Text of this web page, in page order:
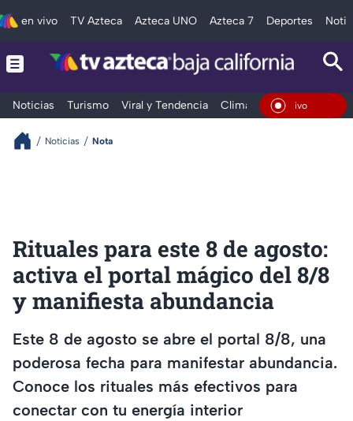
en vivo TV Azteca Azteca UNO Azteca 7 Deportes
Noticias Turismo Viral y Tendencia Clima Deportes
En Vivo
Noticias Nota
Rituales para este 8 de agosto:
activa el portal mágico del 8/8
y manifiesta abundancia
Este 8 de agosto se abre el portal 8/8, una
poderosa fecha para manifestar abundancia.
Conoce los rituales más efectivos para
conectar con tu energía interior